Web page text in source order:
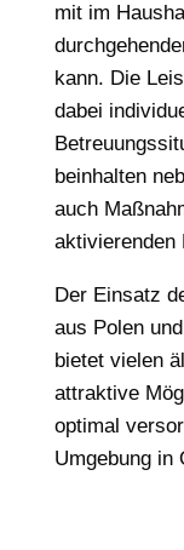
mit im
kann. Die
dabei
beinhalten
auch
aktivierenden
Der Einsatz
aus Polen
bietet vielen
attraktive
optimal
Umgebung in